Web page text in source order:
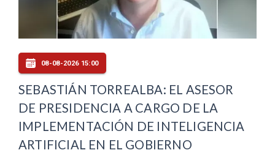
08-08-2026 15:00
SEBASTIÁN TORREALBA: EL ASESOR
DE PRESIDENCIA A CARGO DE LA
IMPLEMENTACIÓN DE INTELIGENCIA
ARTIFICIAL EN EL GOBIERNO